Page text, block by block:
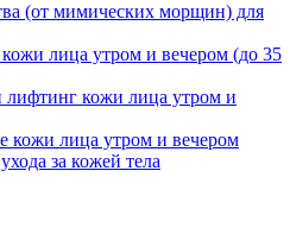
(от мимических морщин) для
лица утром и вечером (до 35
кожи лица утром и
кожи лица утром и вечером
за кожей тела